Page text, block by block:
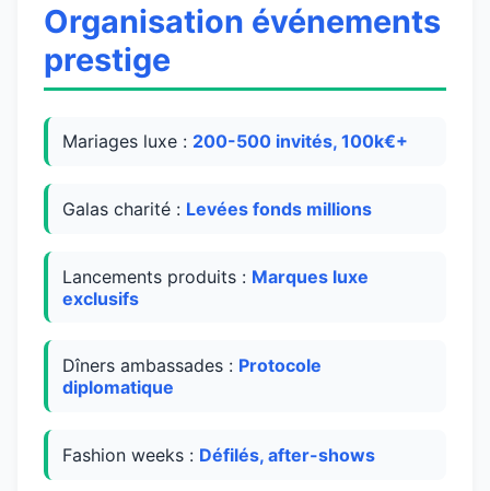
Organisation événements
prestige
Mariages luxe : 200-500 invités, 100k€+
Galas charité : Levées fonds millions
Lancements produits : Marques luxe
exclusifs
Dîners ambassades : Protocole
diplomatique
Fashion weeks : Défilés, after-shows